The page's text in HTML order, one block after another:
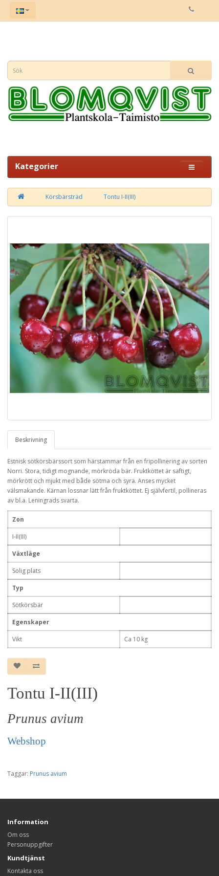
Kategorier
Körsbärsträd Tontu I-II(III)
Beskrivning
Estnisk sötkörsbärssort som härstammar från en fripollinering av sorten
Norri. Stora, tidigt mognande, mörkröda bär. Fruktköttet är saftigt,
mörkrött och mjukt med både sötma och syra. Anses mycket
välsmakande. Kärnan lossnar lätt från fruktköttet. Ej självfertil, pollineras
av bl.a. Leningrads svarta.
Zon
I-II(III)
Växtläge
Solig plats
Typ
Sötkörsbär
Egenskaper
Vikt Ca 10 kg
Tontu I-II(III)
Prunus avium
Webshop
Taggar: Prunus avium
Information
Om oss
Personuppgifter
Kundtjänst
Kontakta oss